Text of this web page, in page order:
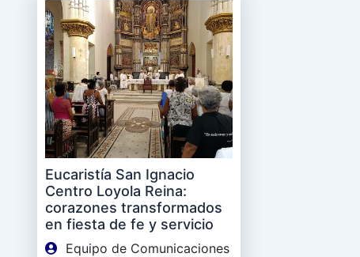
Eucaristía San Ignacio
Centro Loyola Reina:
corazones transformados
en fiesta de fe y servicio
Equipo de Comunicaciones